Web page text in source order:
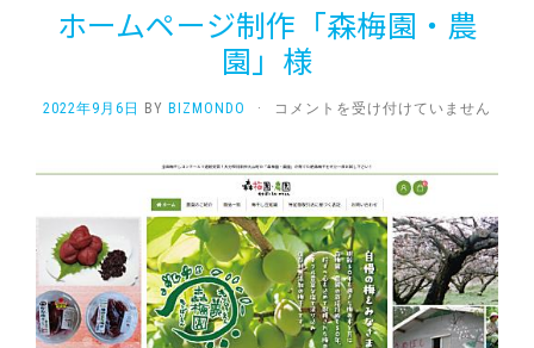
ホームページ制作「森梅園・農
園」様
2022年9月6日 BY BIZMONDO ·
ホ
ム
ペ
ー
制
作
コメントを受け付けていません